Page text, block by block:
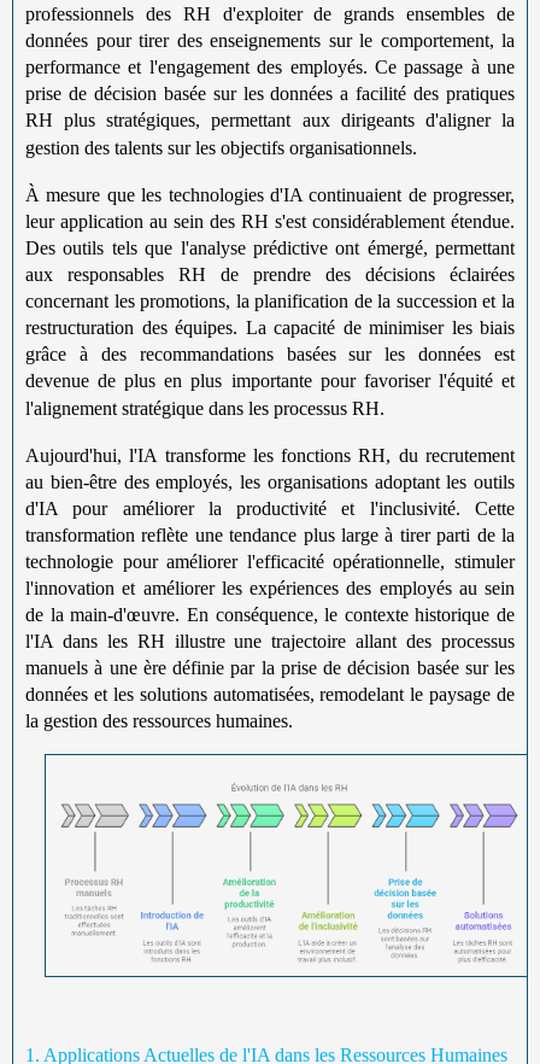
professionnels des RH d'exploiter de grands ensembles de
données pour tirer des enseignements sur le comportement, la
performance et l'engagement des employés. Ce passage à une
prise de décision basée sur les données a facilité des pratiques
RH plus stratégiques, permettant aux dirigeants d'aligner la
gestion des talents sur les objectifs organisationnels.
À mesure que les technologies d'IA continuaient de progresser,
leur application au sein des RH s'est considérablement étendue.
Des outils tels que l'analyse prédictive ont émergé, permettant
aux responsables RH de prendre des décisions éclairées
concernant les promotions, la planification de la succession et la
restructuration des équipes. La capacité de minimiser les biais
grâce à des recommandations basées sur les données est
devenue de plus en plus importante pour favoriser l'équité et
l'alignement stratégique dans les processus RH.
Aujourd'hui, l'IA transforme les fonctions RH, du recrutement
au bien-être des employés, les organisations adoptant les outils
d'IA pour améliorer la productivité et l'inclusivité. Cette
transformation reflète une tendance plus large à tirer parti de la
technologie pour améliorer l'efficacité opérationnelle, stimuler
l'innovation et améliorer les expériences des employés au sein
de la main-d'œuvre. En conséquence, le contexte historique de
l'IA dans les RH illustre une trajectoire allant des processus
manuels à une ère définie par la prise de décision basée sur les
données et les solutions automatisées, remodelant le paysage de
la gestion des ressources humaines.
1. Applications Actuelles de l'IA dans les Ressources Humaines